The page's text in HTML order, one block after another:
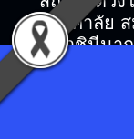
สวรรคาลัย
ราชินีนา